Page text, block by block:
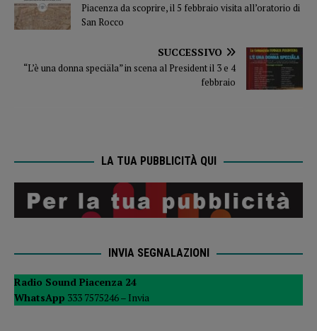
Piacenza da scoprire, il 5 febbraio visita all’oratorio di
San Rocco
SUCCESSIVO
“L’è una donna speciäla” in scena al President il 3 e 4
febbraio
LA TUA PUBBLICITÀ QUI
INVIA SEGNALAZIONI
Radio Sound Piacenza 24
WhatsApp 333 7575246 – Invia